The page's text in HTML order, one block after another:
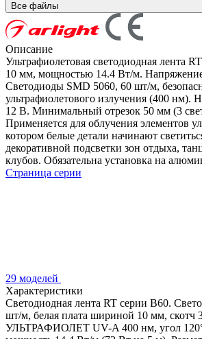
Все файлы
Описание
Ультрафиолетовая светодиодная лента
10 мм, мощностью 14.4 Вт/м.
Светодиоды SMD 5060, 60 шт/м,
ультрафиолетового излучения (400 нм).
12 В. Минимальный отрезок 50 мм (3
Применяется для облучения элементов
котором белые детали начинают
декоративной подсветки зон отдыха,
клубов. Обязательна установка на
Страница серии
29 моделей
Характеристики
Светодиодная лента RT серии B60.
шт/м, белая плата шириной 10 мм, скотч
УЛЬТРАФИОЛЕТ UV-A 400 нм, угол